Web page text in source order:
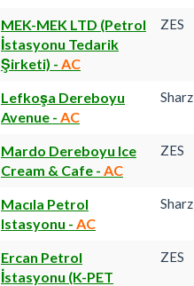
MEK-MEK LTD (Petrol
İstasyonu Tedarik
Şirketi) - AC
ZES
Lefkoşa Dereboyu
Avenue - AC
Sharz
Mardo Dereboyu Ice
Cream & Cafe - AC
ZES
Macıla Petrol
Istasyonu - AC
Sharz
Ercan Petrol
İstasyonu (K-PET
ZES